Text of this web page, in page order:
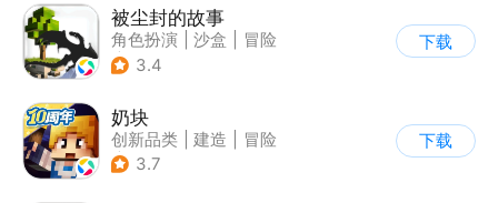
被尘封的故事
角色扮演 沙盒
冒险
| 开放世界
3.4
下载
奶块
创新品类 建造
冒险
| 开放世界
3.7
下载